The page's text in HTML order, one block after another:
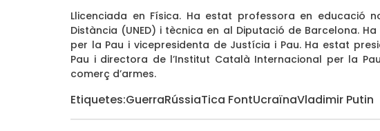
Llicenciada en Física. Ha estat professora en educació
Distància (UNED) i tècnica en al Diputació de Barcelona.
per la Pau i vicepresidenta de Justícia i Pau. Ha estat
Pau i directora de l’Institut Català Internacional per la
comerç d’armes.
Etiquetes:GuerraRússiaTica FontUcraïnaVladimir Putin